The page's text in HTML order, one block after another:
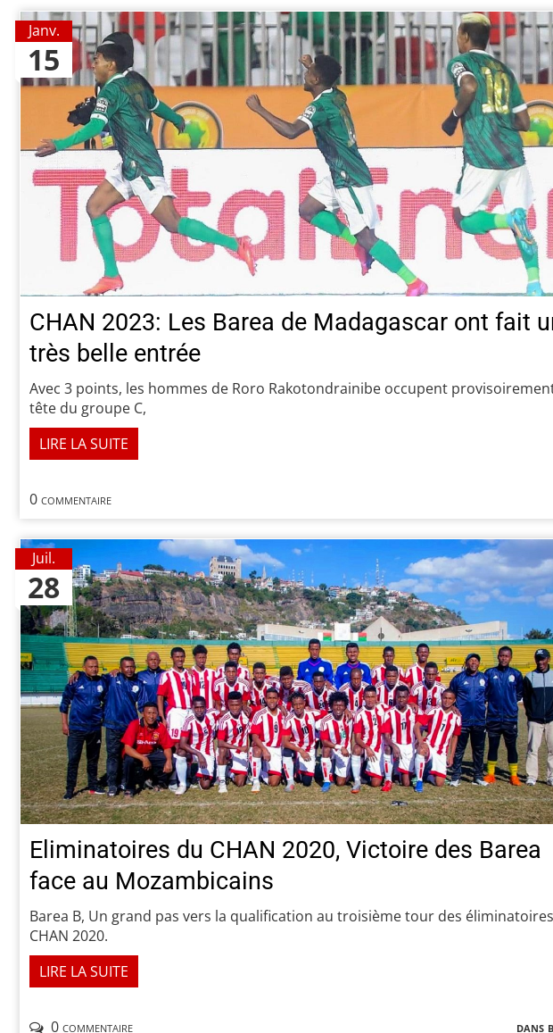
15
Janv.
CHAN 2023: Les Barea de Madagascar ont fait
très belle entrée
0 commentaire
Avec 3 points, les hommes de Roro Rakotondrainibe occupent
tête du groupe C,
LIRE LA SUITE
28
Juil.
Eliminatoires du CHAN 2020, Victoire des Barea
face au Mozambicains
dans
0 commentaire
Barea B, Un grand pas vers la qualification au troisième tour des
CHAN 2020.
LIRE LA SUITE